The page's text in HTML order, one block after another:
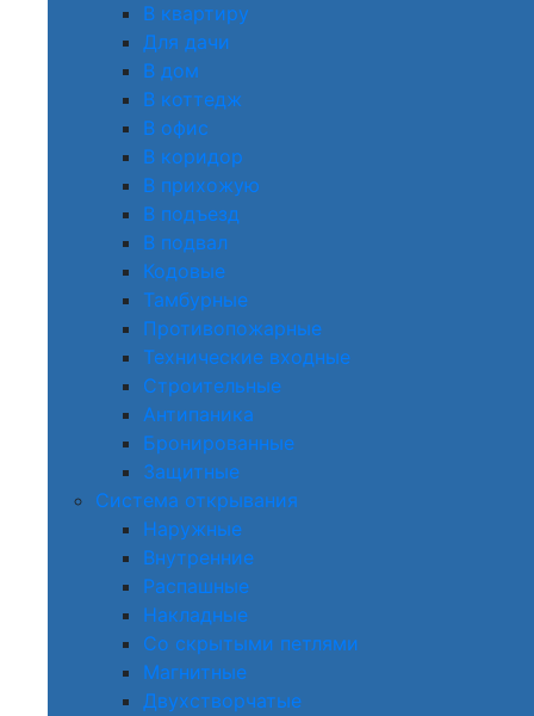
В квартиру
Для дачи
В дом
В коттедж
В офис
В коридор
В прихожую
В подъезд
В подвал
Кодовые
Тамбурные
Противопожарные
Технические входные
Строительные
Антипаника
Бронированные
Защитные
Система открывания
Наружные
Внутренние
Распашные
Накладные
Со скрытыми петлями
Магнитные
Двухстворчатые